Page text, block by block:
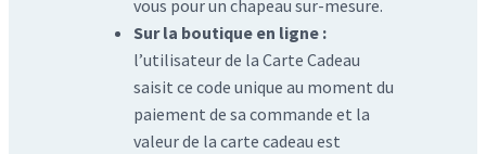
vous pour un chapeau sur-mesure.
Sur la boutique en ligne :
l’utilisateur de la Carte Cadeau
saisit ce code unique au moment du
paiement de sa commande et la
valeur de la carte cadeau est